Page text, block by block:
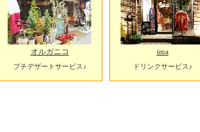
オルガニコ
プチデザートサービス♪
ima
ドリンクサービス♪